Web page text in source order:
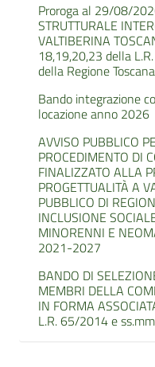
Proroga al 29/08/
STRUTTURALE
VALTIBERINA
18,19,20,23 della
della Regione
Bando integrazione
locazione anno 2026
AVVISO PUBBLICO
PROCEDIMENTO DI
FINALIZZATO ALLA
PROGETTUALITÀ A
PUBBLICO DI
INCLUSIONE
MINORENNI E
2021-2027
BANDO DI
MEMBRI DELLA
IN FORMA
L.R. 65/2014 e